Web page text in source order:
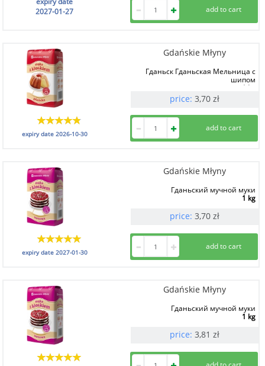
2027-01-27
Gdańskie Młyny
Гданьск Гданьская Мельница с
шипом
1 kg
price: 3,70 zł
expiry date 2026-10-30
Gdańskie Młyny
Гданьский мучной муки
1 kg
price: 3,70 zł
expiry date 2027-01-30
Gdańskie Młyny
Гданьский мучной муки
1 kg
price: 3,81 zł